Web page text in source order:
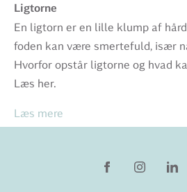
Ligtorne
En ligtorn er en lille klump af
foden kan være smertefuld, især
Hvorfor opstår ligtorne og hvad
Læs her.
Læs mere